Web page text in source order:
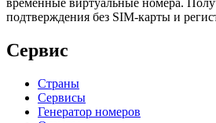
подтверждения без SIM-карты и
Сервис
Страны
Сервисы
Генератор номеров